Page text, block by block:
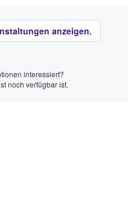
anzeigen.
interessiert?
noch verfügbar ist.